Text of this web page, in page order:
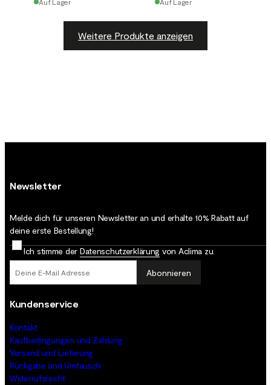
Weitere Produkte anzeigen
Newsletter
Melde dich für unseren Newsletter an und erhalte 10% Rabatt auf
deine erste Bestellung!
Ich stimme der Datenschutz­erklärung von Aclima zu.
Abonnieren
Kundenservice
Kontakt
Kaufbedingungen und Zahlung
Versand und Lieferung
Rückgabe und Umtausch
Widerrufsrecht